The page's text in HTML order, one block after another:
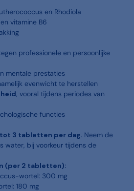
en Rhodiola
vitamine B6
professionele en persoonlijke
mentale prestaties
evenwicht te herstellen
, vooral tijdens periodes van
functies
3 tabletten per dag. Neem de
water, bij voorkeur tijdens de
(per 2 tabletten):
wortel: 300 mg
180 mg